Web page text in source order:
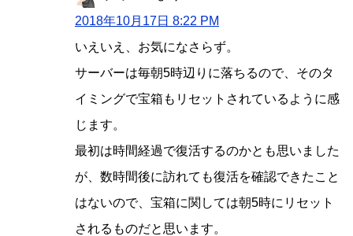
2018年10月17日 8:22 PM
いえいえ、お気になさらず。
サーバーは毎朝5時辺りに落ちるので、そのタ
イミングで宝箱もリセットされているように感
じます。
最初は時間経過で復活するのかとも思いました
が、数時間後に訪れても復活を確認できたこと
はないので、宝箱に関しては朝5時にリセット
されるものだと思います。